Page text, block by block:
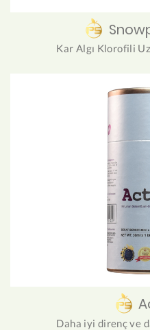
Kar Algı Klorofili
Daha iyi direnç ve